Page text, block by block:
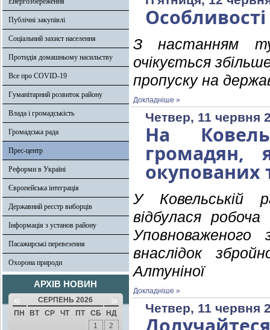
Публічні закупівлі
Соціальний захист населення
Протидія домашньому насильству
Все про COVID-19
Гуманітарний розвиток району
Влада і громадськість
Громадська рада
Прес-центр
Реформи в Україні
Європейська інтеграція
Державний реєстр виборців
Інформація з установ району
Пасажирські перевезення
Охорона природи
АРХІВ НОВИН
« СЕРПЕНЬ 2026 »
ПН ВТ СР ЧТ ПТ СБ
НД
1
2
З настанням
очікується
пропуску на
Докладніше »
Четвер, 11 червня
На
громадян,
окупованих
У Ковельській
відбулася
внаслідок
Алтуніної
Докладніше »
Четвер, 11 червня